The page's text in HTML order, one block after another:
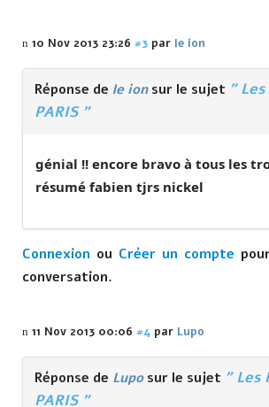
10 Nov 2013 23:26 #3 par le ion
Réponse de le ionsur le sujet "
PARIS "
génial !! encore bravo à tous les
résumé fabien tjrs nickel
Connexion ou Créer un compte
conversation.
11 Nov 2013 00:06 #4 par Lupo
Réponse de Luposur le sujet " Les
PARIS "